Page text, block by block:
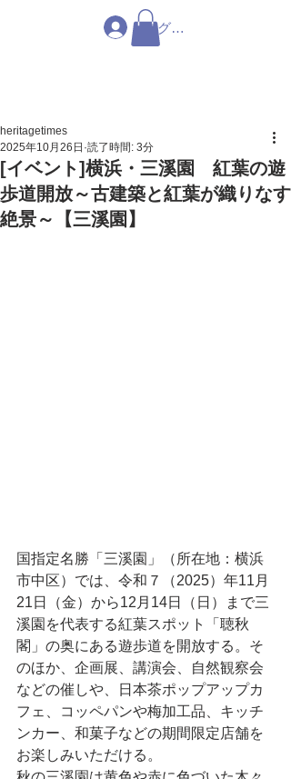
ログイン
[イベント]横浜・三溪園 紅葉の遊
歩道開放～古建築と紅葉が織りなす
絶景～【三溪園】
heritagetimes
2025年10月26日 読了時間: 3分
国指定名勝「三溪園」（所在地：横浜
市中区）では、令和７（2025）年11月
21日（金）から12月14日（日）まで三
溪園を代表する紅葉スポット「聴秋
閣」の奥にある遊歩道を開放する。そ
のほか、企画展、講演会、自然観察会
などの催しや、日本茶ポップアップカ
フェ、コッペパンや梅加工品、キッチ
ンカー、和菓子などの期間限定店舗を
お楽しみいただける。